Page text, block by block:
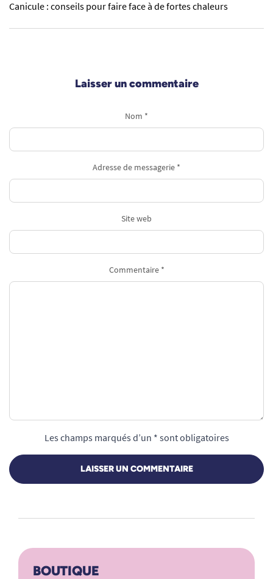
Canicule : conseils pour faire face à de fortes chaleurs
Laisser un commentaire
Nom *
Adresse de messagerie *
Site web
Commentaire *
Les champs marqués d’un * sont obligatoires
LAISSER UN COMMENTAIRE
BOUTIQUE